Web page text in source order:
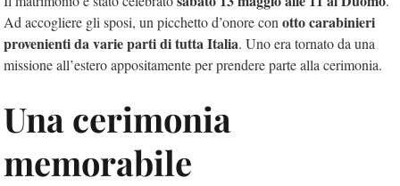
Ad accogliere gli sposi, un picchetto d’onore con otto carabinieri
provenienti da varie parti di tutta Italia. Uno era tornato da una
missione all’estero appositamente per prendere parte alla cerimonia.
Una cerimonia
memorabile